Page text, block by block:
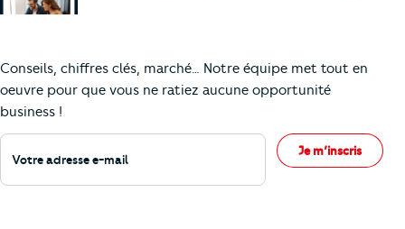
Conseils, chiffres clés, marché… Notre équipe met tout en
oeuvre pour que vous ne ratiez aucune opportunité
business !
Votre adresse e-mail
Je m’inscris